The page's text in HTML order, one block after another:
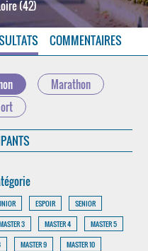
(42)
COMMENTAIRES
Marathon
ESPOIR
SENIOR
3 MASTER 4
MASTER 5
MASTER 9 MASTER 10